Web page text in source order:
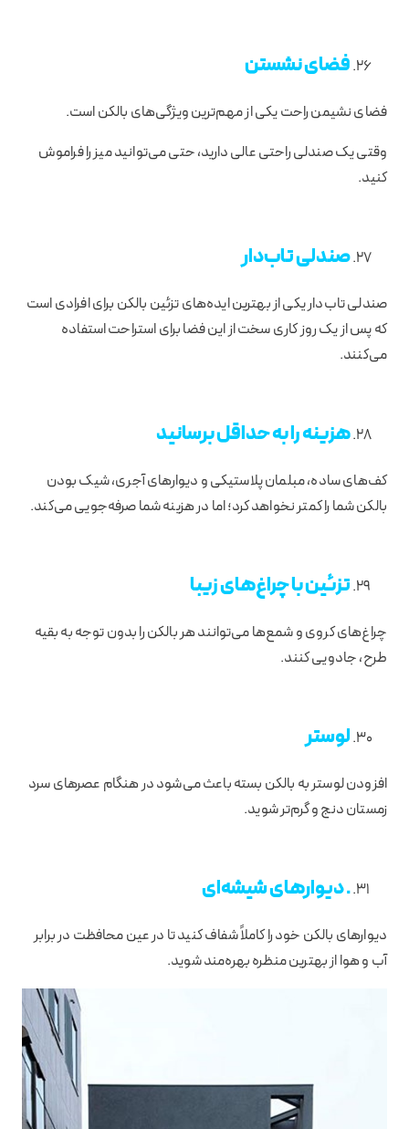
فضای نشستن
فضای نشیمن راحت یکی از مهم‌ترین ویژگی‌های بالکن است.
وقتی یک صندلی راحتی عالی دارید، حتی می‌توانید میز را فراموش
کنید.
صندلی تاب‌دار
صندلی تاب‌دار یکی از بهترین ایده‌های تزئین بالکن برای افرادی است
که پس از یک روز کاری سخت از این فضا برای استراحت استفاده
می‌کنند.
هزینه را به حداقل برسانید
کف‌های ساده، مبلمان پلاستیکی و دیوارهای آجری، شیک بودن
بالکن شما را کمتر نخواهد کرد؛ اما در هزینه شما صرفه‌جویی می‌کند.
تزئین با چراغ‌های زیبا
چراغ‌های کروی و شمع‌ها می‌توانند هر بالکن را بدون توجه به بقیه
طرح، جادویی کنند.
لوستر
افزودن لوستر به بالکن بسته باعث می‌شود در هنگام عصرهای سرد
زمستان دنج و گرم‌تر شوید.
. دیوارهای شیشه‌ای
دیوارهای بالکن خود را کاملاً شفاف کنید تا در عین محافظت در برابر
آب و هوا از بهترین منظره بهره‌مند شوید.